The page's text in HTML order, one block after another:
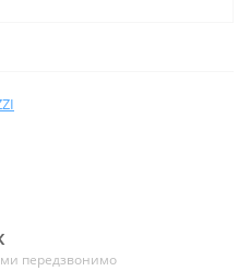
ми передзвонимо